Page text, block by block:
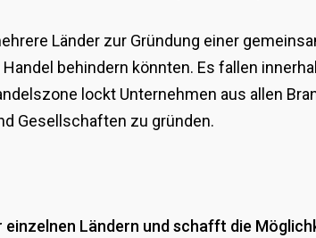
Länder zur Gründung einer
behindern könnten. Es fallen
lockt Unternehmen aus allen
Gesellschaften zu gründen.
Ländern und schafft die